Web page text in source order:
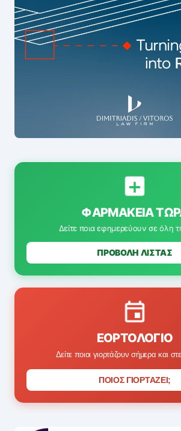
ΦΑΡΜΑΚΕΊΑ
Δείτε ποια εφημερεύουν σε όλη
ΠΡΟΒΟΛΗ ΛΙΣΤΑΣ
ΕΟΡΤΟΛΌΓΙΟ
Δείτε ποιοι γιορτάζουν σήμερα και
ΠΟΙΟΣ ΓΙΟΡΤΑΖΕΙ;